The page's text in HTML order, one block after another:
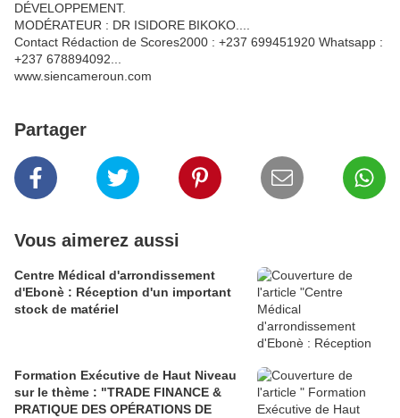
DÉVELOPPEMENT.
MODÉRATEUR : DR ISIDORE BIKOKO....
Contact Rédaction de Scores2000 : +237 699451920 Whatsapp :
+237 678894092...
www.siencameroun.com
Partager
Vous aimerez aussi
Centre Médical d'arrondissement
d'Ebonè : Réception d'un important
stock de matériel
Formation Exécutive de Haut Niveau
sur le thème : "TRADE FINANCE &
PRATIQUE DES OPÉRATIONS DE